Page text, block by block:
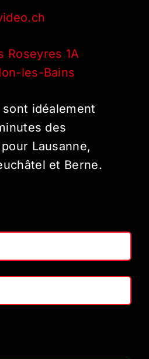
Roseyres 1A
les-Bains
idéalement
des
Lausanne,
et Berne.